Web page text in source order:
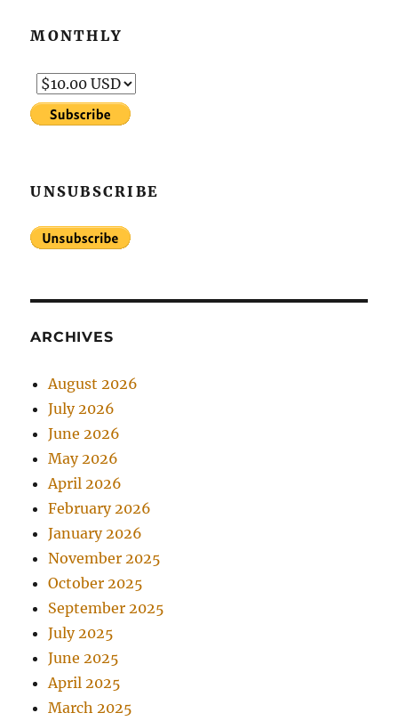
MONTHLY
UNSUBSCRIBE
ARCHIVES
August 2026
July 2026
June 2026
May 2026
April 2026
February 2026
January 2026
November 2025
October 2025
September 2025
July 2025
June 2025
April 2025
March 2025